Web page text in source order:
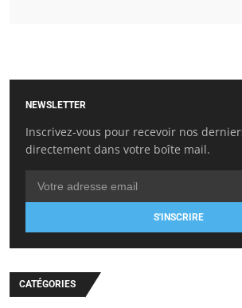
NEWSLETTER
Inscrivez-vous pour recevoir nos
directement dans votre boîte mail.
S'INSCRIRE
CATÉGORIES